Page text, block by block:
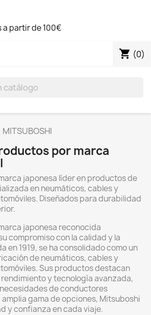
a partir de 100€
shopping_cart (0)
MITSUBOSHI
por marca
japonesa líder en productos de
en neumáticos, cables y
Diseñados para durabilidad
japonesa reconocida
compromiso con la calidad y la
en 1919, se ha consolidado como un
de neumáticos, cables y
Sus productos destacan
y tecnología avanzada,
de conductores
gama de opciones, Mitsuboshi
y confianza en cada viaje.